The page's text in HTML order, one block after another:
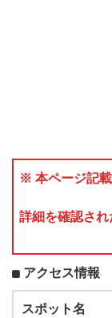
※ 本ページ記
詳細を確認さ
アクセス情報
スポット名